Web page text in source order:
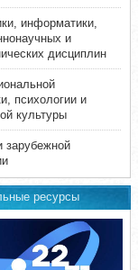
информатики,
и
дисциплин
психологии и
культуры
зарубежной
ресурсы